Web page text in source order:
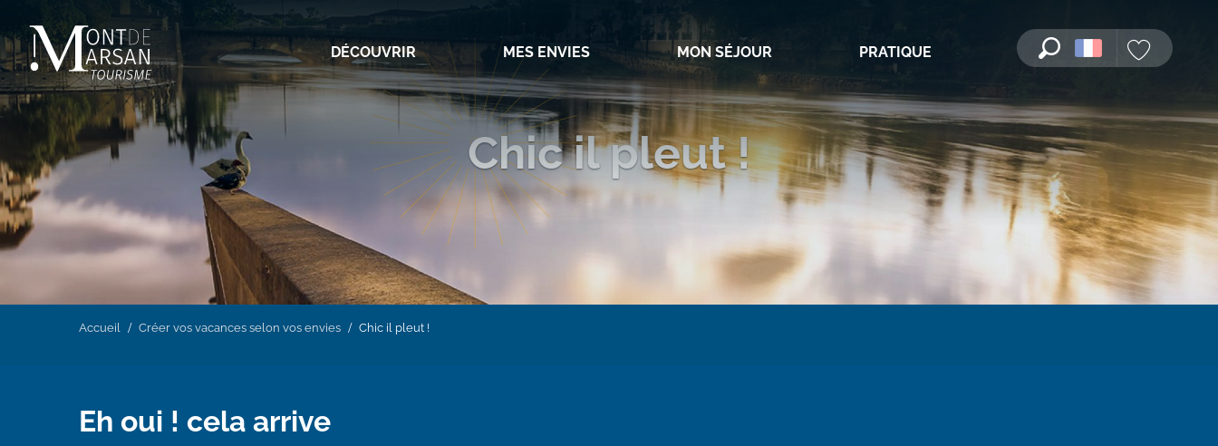
au
contenu
principal
Recherche
DÉCOUVRIR MES ENVIES MON SÉJOUR PRATIQUE
Chic il pleut !
Accueil Créer vos vacances selon vos envies Chic il pleut !
Eh oui ! cela arrive